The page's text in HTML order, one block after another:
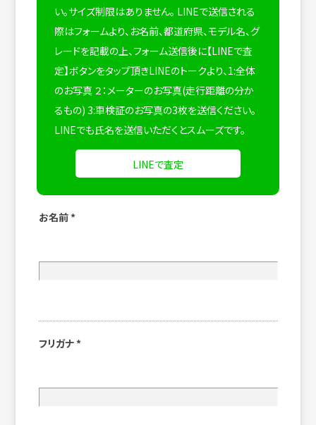
い。サイズ制限はありません。 LINEで送信される
際はフォームより、お名前、都道府県、モデル名、グ
レードを記載の上、フォーム送信後に【LINEで査
定】ボタンをタップ頂きLINEのトークより、1:全体
のお写真 ２：メーターのお写真(走行距離の分か
るもの) 3:車検証のお写真の3枚を送信ください。
LINEでも氏名を送信いただくとスムーズです。
LINEで査定
お名前 *
フリガナ *